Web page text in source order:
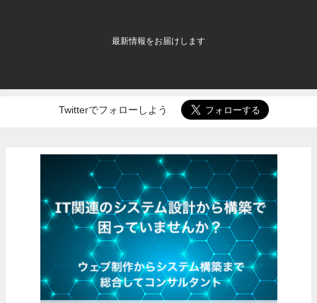
最新情報をお届けします
Twitterでフォローしよう